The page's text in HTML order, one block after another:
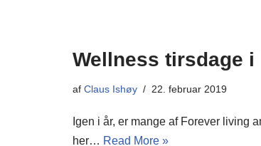
Wellness tirsdage i
af Claus Ishøy 22. februar 2019
Igen i år, er mange af Forever living
her… Read More »